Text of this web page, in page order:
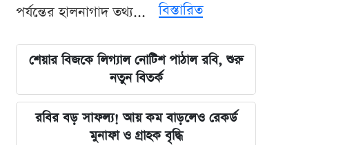
পর্যন্তের হালনাগাদ তথ্য...
বিস্তারিত
শেয়ার বিজকে লিগ্যাল নোটিশ পাঠাল রবি, শুরু
নতুন বিতর্ক
রবির বড় সাফল্য! আয় কম বাড়লেও রেকর্ড
মুনাফা ও গ্রাহক বৃদ্ধি